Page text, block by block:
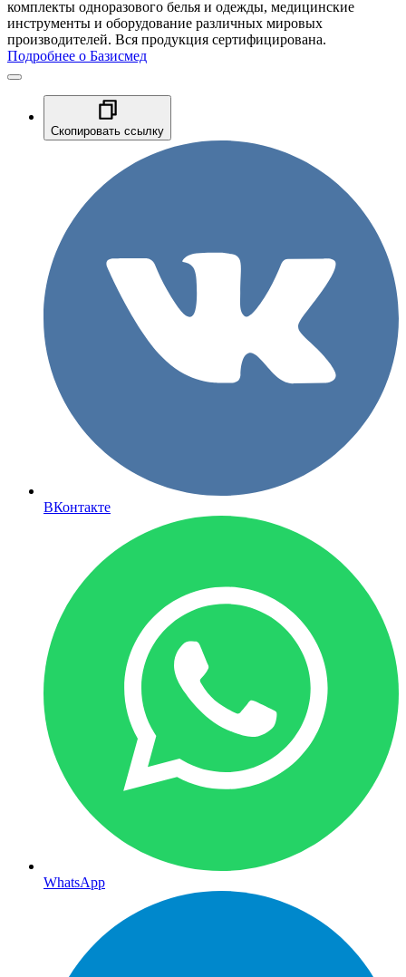
комплекты одноразового белья и одежды, медицинские
инструменты и оборудование различных мировых
производителей. Вся продукция сертифицирована.
Подробнее о Базисмед
Скопировать ссылку
ВКонтакте
WhatsApp